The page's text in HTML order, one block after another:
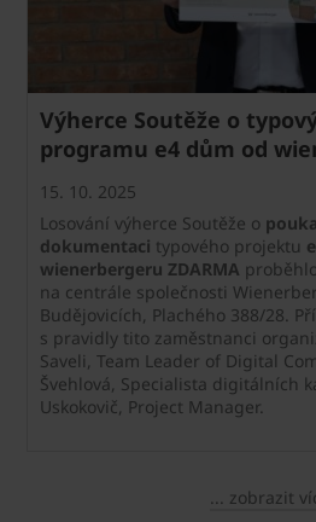
Výherce Soutěže o
programu e4 dům od
15. 10. 2025
Losování výherce Soutěže o
dokumentaci typového projektu
wienerbergeru ZDARMA
na centrále společnosti
Budějovicích, Plachého 388/28.
s pravidly tito zaměstnanci
Saveli, Team Leader of Digital
Švehlová, Specialista digitálních
Uskokovič, Project Manager.
... zobrazit